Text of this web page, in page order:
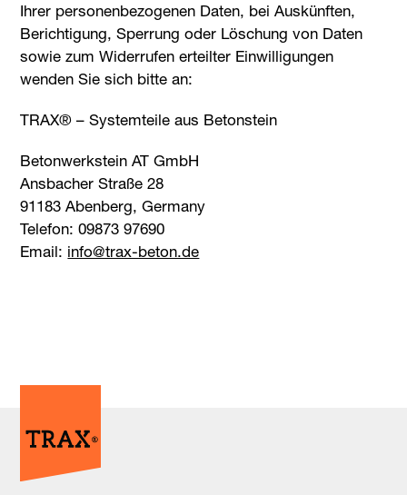
Ihrer personenbezogenen Daten, bei Auskünften,
Berichtigung, Sperrung oder Löschung von Daten
sowie zum Widerrufen erteilter Einwilligungen
wenden Sie sich bitte an:
TRAX® – Systemteile aus Betonstein
Betonwerkstein AT GmbH
Ansbacher Straße 28
91183 Abenberg, Germany
Telefon: 09873 97690
Email: ed.noteb-xart@ofni